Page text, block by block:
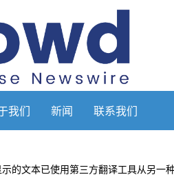
我们 新闻 联系我们
的文本已使用第三方翻译工具从另一